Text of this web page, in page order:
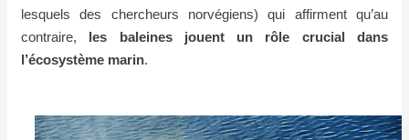
lesquels des chercheurs norvégiens) qui affirment qu’au
contraire, les baleines jouent un rôle crucial dans
l’écosystème marin.